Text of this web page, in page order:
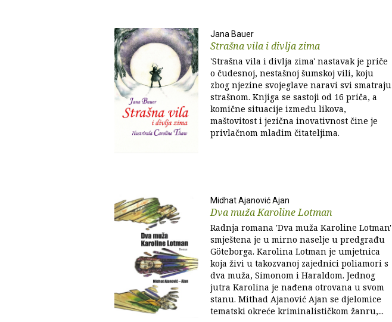
Jana Bauer
Strašna vila i divlja zima
'Strašna vila i divlja zima' nastavak je priče
o čudesnoj, nestašnoj šumskoj vili, koju
zbog njezine svojeglave naravi svi smatraju
strašnom. Knjiga se sastoji od 16 priča, a
komične situacije između likova,
maštovitost i jezična inovativnost čine je
privlačnom mlađim čitateljima.
Midhat Ajanović Ajan
Dva muža Karoline Lotman
Radnja romana 'Dva muža Karoline Lotman'
smještena je u mirno naselje u predgrađu
Göteborga. Karolina Lotman je umjetnica
koja živi u takozvanoj zajednici poliamori s
dva muža, Simonom i Haraldom. Jednog
jutra Karolina je nađena otrovana u svom
stanu. Mithad Ajanović Ajan se djelomice
tematski okreće kriminalističkom žanru,...